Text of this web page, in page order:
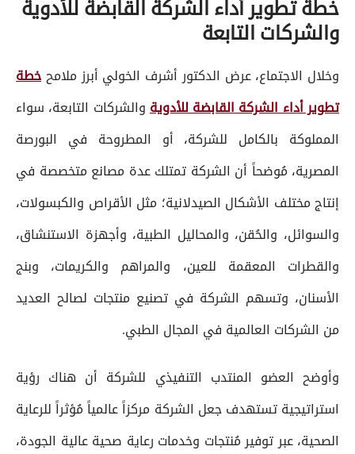
خطة تطوير أداء الشركة القابضة للأدوية
والشركات التابعة
وخلال الاجتماع، عرض الدكتور أشرف الخولي أبرز ملامحخطة
تطوير أداء الشركة القابضة للأدويةوالشركات التابعة، سواء
المملوكة بالكامل للشركة، أو المطروحة في البورصة
المصرية، مُوضحاً أن الشركة تمتلك عدة مصانع متخصصة في
إنتاج مختلف الأشكال الصيدلانية؛ مثل الأقراص والكبسولات،
والسوائل، والحُقن، والمحاليل الطبية، وأجهزة الاستنشاق،
والقطرات المعقمة للعين، والمراهم والكريمات، وبنج
الأسنان، وتسهم الشركة في تصنيع منتجات لصالح العديد
من الشركات العالمية في المجال الطبي.
وأوضح العضو المنتدب التنفيذي للشركة أن هناك رؤية
استراتيجية تستهدف جعل الشركة مركزاً عالمياً مُؤثراً للرعاية
الصحية، عبر توفير مُنتجات وخدمات رعاية صحية عالية الجودة،